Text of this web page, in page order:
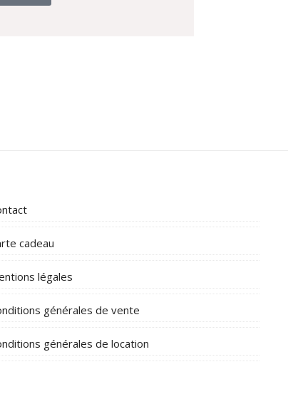
cadeau
légales
générales de vente
générales de location